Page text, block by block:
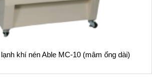
khí nén Able MC-10 (mâm ống dài)